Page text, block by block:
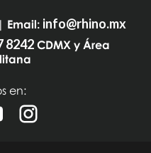
info@rhino.mx
8242CDMX y Área
en: